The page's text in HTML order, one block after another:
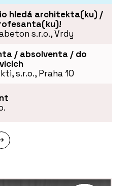
hledá architekta(ku) /
s.r.o., Vrdy
/ absolventa / do
s.r.o., Praha 10